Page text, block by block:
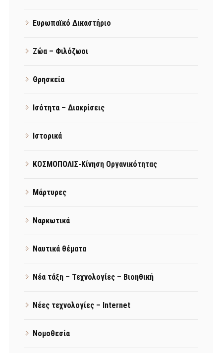
Ευρωπαϊκό Δικαστήριο
Ζώα – Φιλόζωοι
Θρησκεία
Ισότητα – Διακρίσεις
Ιστορικά
ΚΟΣΜΟΠΟΛΙΣ-Κίνηση Οργανικότητας
Μάρτυρες
Ναρκωτικά
Ναυτικά θέματα
Νέα τάξη – Τεχνολογίες – Βιοηθική
Νέες τεχνολογίες – Internet
Νομοθεσία